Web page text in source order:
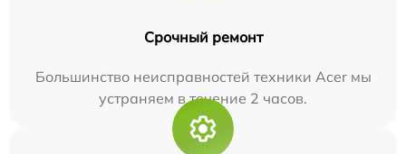
Срочный ремонт
Большинство неисправностей техники Acer мы
устраняем в течение 2 часов.